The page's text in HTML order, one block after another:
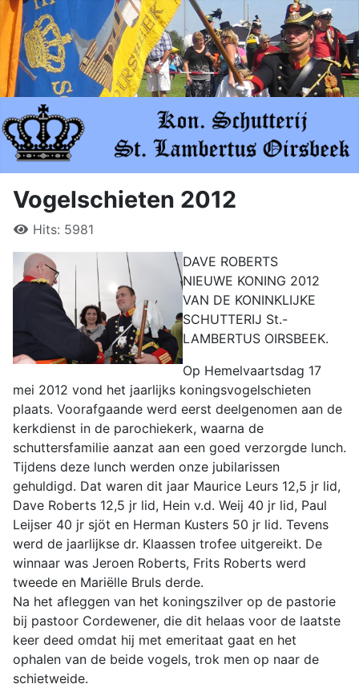
Vogelschieten 2012
Hits: 5981
DAVE ROBERTS
NIEUWE KONING 2012
VAN DE KONINKLIJKE
SCHUTTERIJ St.-
LAMBERTUS OIRSBEEK.
Op Hemelvaartsdag 17
mei 2012 vond het jaarlijks koningsvogelschieten
plaats. Voorafgaande werd eerst deelgenomen aan de
kerkdienst in de parochiekerk, waarna de
schuttersfamilie aanzat aan een goed verzorgde lunch.
Tijdens deze lunch werden onze jubilarissen
gehuldigd. Dat waren dit jaar Maurice Leurs 12,5 jr lid,
Dave Roberts 12,5 jr lid, Hein v.d. Weij 40 jr lid, Paul
Leijser 40 jr sjöt en Herman Kusters 50 jr lid. Tevens
werd de jaarlijkse dr. Klaassen trofee uitgereikt. De
winnaar was Jeroen Roberts, Frits Roberts werd
tweede en Mariëlle Bruls derde.
Na het afleggen van het koningszilver op de pastorie
bij pastoor Cordewener, die dit helaas voor de laatste
keer deed omdat hij met emeritaat gaat en het
ophalen van de beide vogels, trok men op naar de
schietweide.